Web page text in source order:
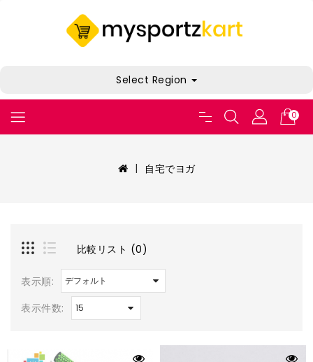
Select Region
0
自宅でヨガ
比較リスト (0)
表示順:
表示件数: